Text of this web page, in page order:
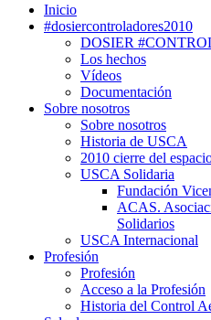
Inicio
#dosiercontroladores2010
DOSIER
Los hechos
Vídeos
Documentación
Sobre nosotros
Sobre nosotros
Historia de USCA
2010 cierre del
USCA Solidaria
Fundación
ACAS.
Solidarios
USCA Internacional
Profesión
Profesión
Acceso a la Profesión
Historia del Control